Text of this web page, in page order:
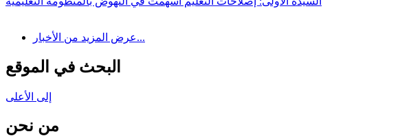
عرض المزيد من الأخبار...
البحث في الموقع
إلى الأعلى
من نحن